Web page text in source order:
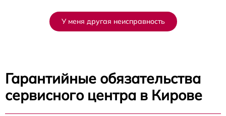
У меня другая неисправность
Гарантийные обязательства
сервисного центра в Кирове